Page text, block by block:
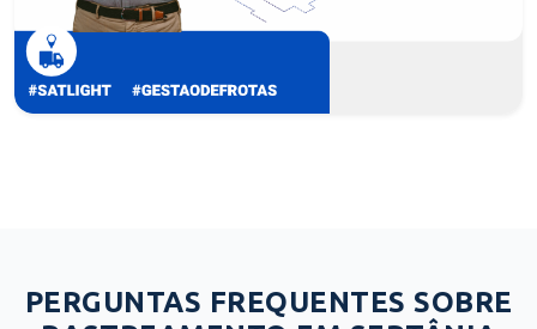
PERGUNTAS FREQUENTES SOBRE